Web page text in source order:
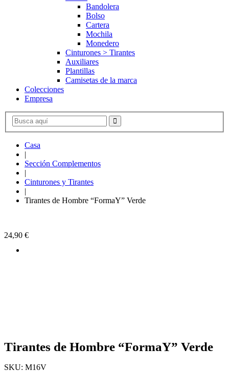
Bandolera
Bolso
Cartera
Mochila
Monedero
Cinturones > Tirantes
Auxiliares
Plantillas
Camisetas de la marca
Colecciones
Empresa
Casa
|
Sección Complementos
|
Cinturones y Tirantes
|
Tirantes de Hombre “FormaY” Verde
24,90 €
Tirantes de Hombre “FormaY” Verde
SKU: M16V